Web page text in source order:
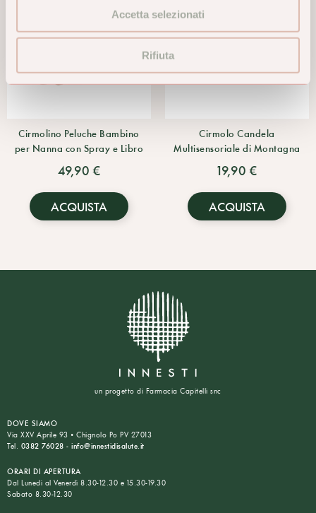
Accetta selezionati
Rifiuta
Cirmolino Peluche Bambino
per Nanna con Spray e Libro
49,90 €
ACQUISTA
Cirmolo Candela
Multisensoriale di Montagna
19,90 €
ACQUISTA
un progetto di Farmacia Capitelli snc
DOVE SIAMO
Via XXV Aprile 93 • Chignolo Po PV 27013
Tel. 0382 76028 - info@innestidisalute.it
ORARI DI APERTURA
Dal Lunedì al Venerdì 8.30-12.30 e 15.30-19.30
Sabato 8.30-12.30